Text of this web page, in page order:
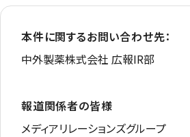
本件に関するお問い合わせ先：
中外製薬株式会社 広報IR部
報道関係者の皆様
メディアリレーションズグループ